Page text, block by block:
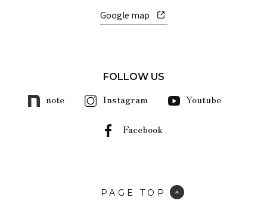
Google map
FOLLOW US
note Instagram Youtube
Facebook
PAGE TOP